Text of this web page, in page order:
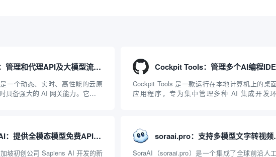
APISIX：管理和代理API及大模型流量的高性能网关
一个动态、实时、高性能的云原
具备强大的 AI 网关能力。它基于
Cockpit Tools 是一款运行在本地计算机上的桌
应用程序，专为集中管理多种 AI 集成开发
Agnes AI：提供全模态模型免费API、支持图文视频生成与复杂工程执行的智能体平台
坡初创公司 Sapiens AI 开发的新
soraai.pro
SoraAI（soraai.pro）是一个集成了全球前沿人